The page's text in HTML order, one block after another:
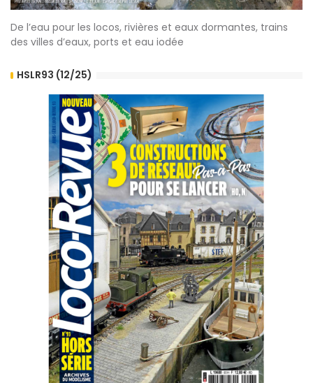
De l’eau pour les locos, rivières et eaux dormantes, trains
des villes d’eaux, ports et eau iodée
HSLR93 (12/25)